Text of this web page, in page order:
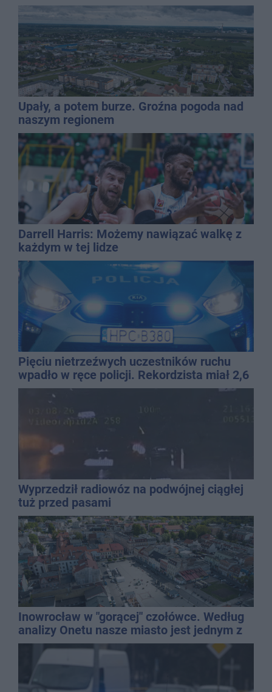
Upały, a potem burze. Groźna pogoda nad
naszym regionem
Darrell Harris: Możemy nawiązać walkę z
każdym w tej lidze
Pięciu nietrzeźwych uczestników ruchu
wpadło w ręce policji. Rekordzista miał 2,6
promila
Wyprzedził radiowóz na podwójnej ciągłej
tuż przed pasami
Inowrocław w "gorącej" czołówce. Według
analizy Onetu nasze miasto jest jednym z
najbardziej narażonych na upały